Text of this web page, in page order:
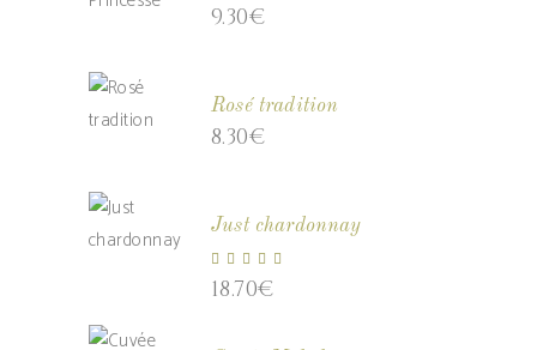
9.30€
Rosé tradition
8.30€
Just chardonnay
5.00
18.70€